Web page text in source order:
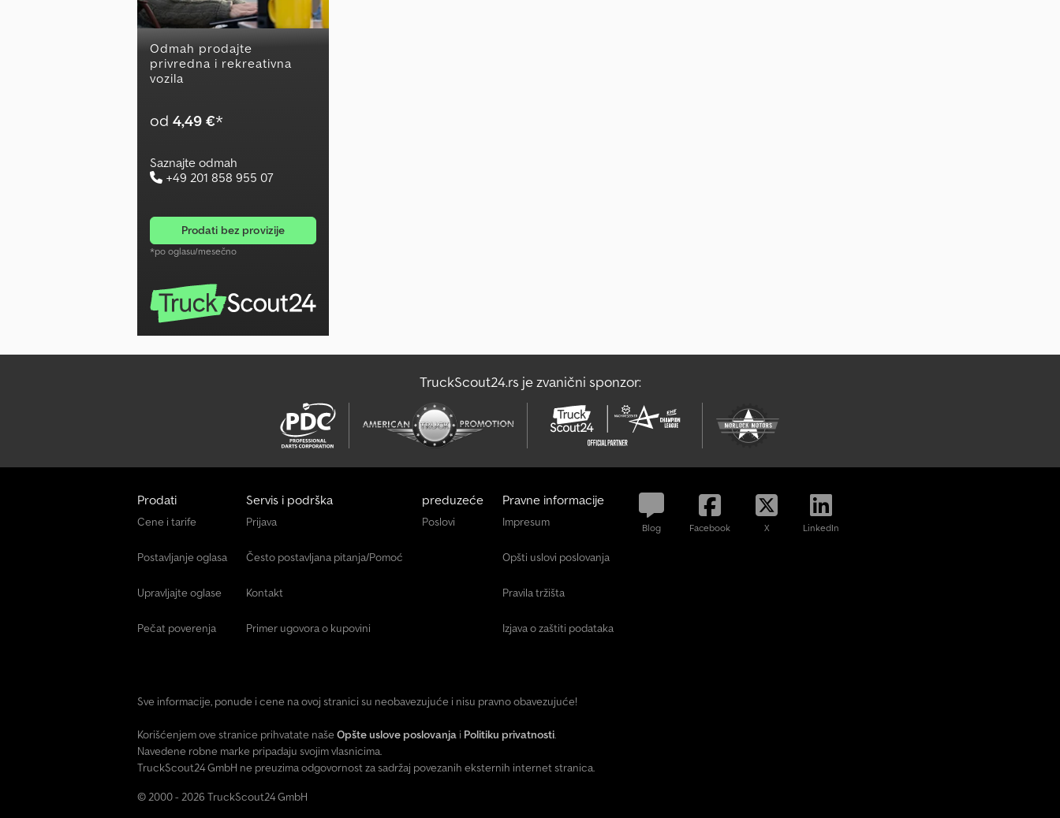
Odmah prodajte
privredna i rekreativna
vozila
od 4,49 €*
Saznajte odmah
+49 201 858 955 07
prodati bez provizije
*po oglasu/mesečno
TruckScout24.rs je zvanični sponzor:
Prodati
Cene i tarife
Postavljanje oglasa
Upravljajte oglase
Pečat poverenja
Servis i podrška
Prijava
Često postavljana pitanja/Pomoć
Kontakt
Primer ugovora o kupovini
preduzeće
Poslovi
Pravne informacije
Impresum
Opšti uslovi poslovanja
Pravila tržišta
Izjava o zaštiti podataka
Blog Facebook X LinkedIn
Sve informacije, ponude i cene na ovoj stranici su neobavezujuće i nisu pravno obavezujuće!
Korišćenjem ove stranice prihvatate naše Opšte uslove poslovanja i Politiku privatnosti.
Navedene robne marke pripadaju svojim vlasnicima.
TruckScout24 GmbH ne preuzima odgovornost za sadržaj povezanih eksternih internet stranica.
© 2000 - 2026 TruckScout24 GmbH